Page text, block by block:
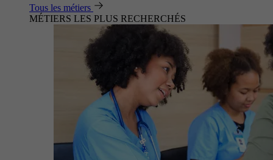
Tous les métiers
MÉTIERS LES PLUS RECHERCHÉS